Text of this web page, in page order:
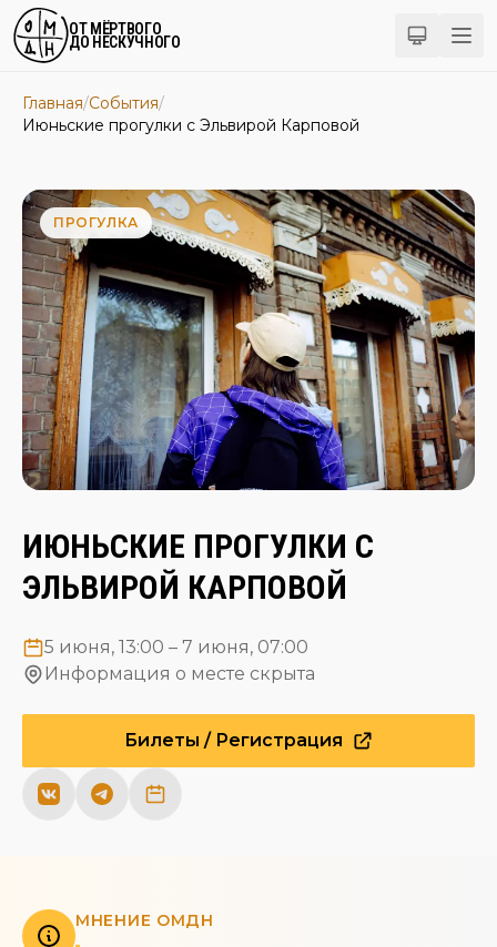
ОТ МЁРТВОГО
ДО НЕСКУЧНОГО
Главная/События/
Июньские прогулки с Эльвирой Карповой
ПРОГУЛКА
ИЮНЬСКИЕ ПРОГУЛКИ С
ЭЛЬВИРОЙ КАРПОВОЙ
5 июня, 13:00 – 7 июня, 07:00
Информация о месте скрыта
Билеты / Регистрация
МНЕНИЕ ОМДН